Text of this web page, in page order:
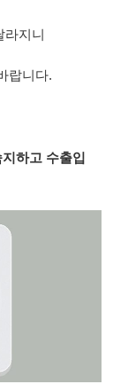
라지니
랍니다.
하고 수출입